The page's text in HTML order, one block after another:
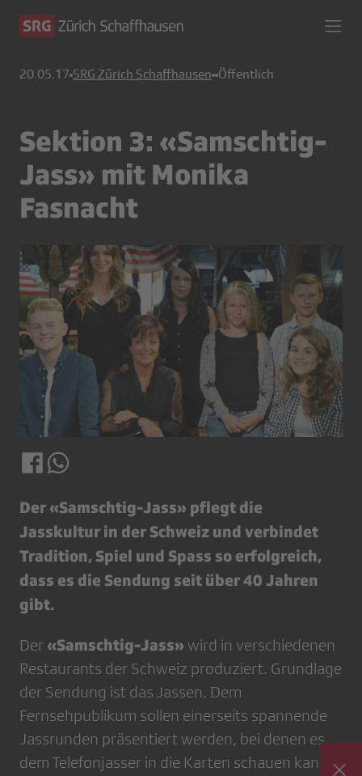
20.05.17 SRG Zürich Schaffhausen Öffentlich
Sektion 3: «Samschtig-
Jass» mit Monika
Fasnacht
Der «Samschtig-Jass» pflegt die
Jasskultur in der Schweiz und verbindet
Tradition, Spiel und Spass so erfolgreich,
dass es die Sendung seit über 40 Jahren
gibt.
Der «Samschtig-Jass» wird in verschiedenen
Restaurants der Schweiz produziert. Grundlage
der Sendung ist das Jassen. Dem
Fernsehpublikum sollen einerseits spannende
Jassrunden präsentiert werden, bei denen es
dem Telefonjasser in die Karten schauen kann;